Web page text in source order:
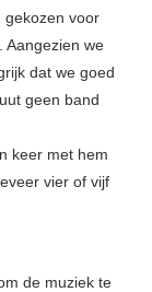
gekozen voor
Aangezien we
dat we goed
geen band
keer met hem
vier of vijf
de muziek te